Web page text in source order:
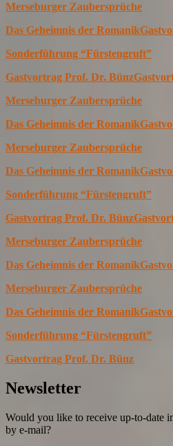
Merseburger Zaubersprüche
Das Geheimnis der Romanik
Sonderführung “Fürstengruft”
Gastvortrag Prof. Dr. Bünz
Merseburger Zaubersprüche
Das Geheimnis der Romanik
Merseburger Zaubersprüche
Das Geheimnis der Romanik
Sonderführung “Fürstengruft”
Gastvortrag Prof. Dr. Bünz
Merseburger Zaubersprüche
Das Geheimnis der Romanik
Merseburger Zaubersprüche
Das Geheimnis der Romanik
Sonderführung “Fürstengruft”
Gastvortrag Prof. Dr. Bünz
Newsletter
Would you like to receive up-to-date
by e-mail?